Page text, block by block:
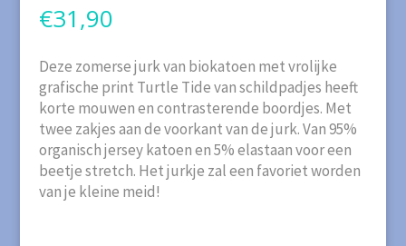
€31,90
Deze zomerse jurk van biokatoen met vrolijke
grafische print Turtle Tide van schildpadjes heeft
korte mouwen en contrasterende boordjes. Met
twee zakjes aan de voorkant van de jurk. Van 95%
organisch jersey katoen en 5% elastaan voor een
beetje stretch. Het jurkje zal een favoriet worden
van je kleine meid!